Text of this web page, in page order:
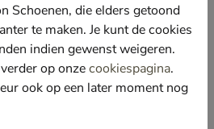
loopzool.
Schoenen, die elders getoond
te maken. Je kunt de cookies
indien gewenst weigeren.
op onzecookiespagina.
ook op een later moment nog